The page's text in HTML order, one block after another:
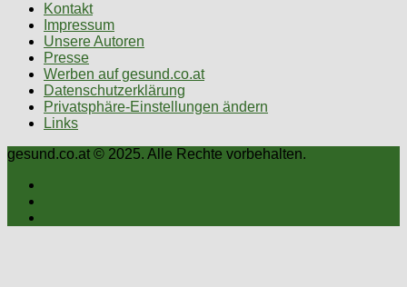
Kontakt
Impressum
Unsere Autoren
Presse
Werben auf gesund.co.at
Datenschutzerklärung
Privatsphäre-Einstellungen ändern
Links
gesund.co.at © 2025. Alle Rechte vorbehalten.